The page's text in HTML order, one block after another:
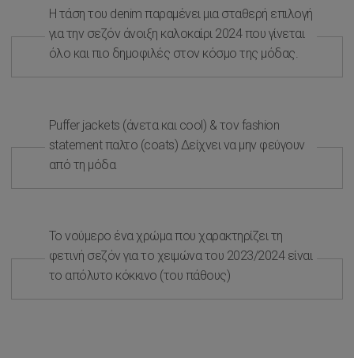
Η τάση του denim παραμένει μια σταθερή επιλογή
για την σεζόν άνοιξη καλοκαίρι 2024 που γίνεται
όλο και πιο δημοφιλές στον κόσμο της μόδας.
Puffer jackets (άνετα και cool) & τον fashion
statement παλτο (coats) Δείχνει να μην φεύγουν
από τη μόδα
Το νούμερο ένα χρώμα που χαρακτηρίζει τη
φετινή σεζόν για το χειμώνα του 2023/2024 είναι
το απόλυτο κόκκινο (του πάθους)